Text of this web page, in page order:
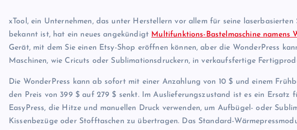
xTool, ein Unternehmen, das unter Herstellern vor allem für seine laserbasierten
bekannt ist, hat ein neues angekündigt Multifunktions-Bastelmaschine namens
Gerät, mit dem Sie einen Etsy-Shop eröffnen können, aber die WonderPress
Maschinen, wie Cricuts oder Sublimationsdruckern, in verkaufsfertige
Die WonderPress kann ab sofort mit einer Anzahlung von 10 $ und einem
den Preis von 399 $ auf 279 $ senkt. Im Auslieferungszustand ist es ein Ersatz
EasyPress, die Hitze und manuellen Druck verwenden, um Aufbügel- oder
Kissenbezüge oder Stofftaschen zu übertragen. Das Standard-